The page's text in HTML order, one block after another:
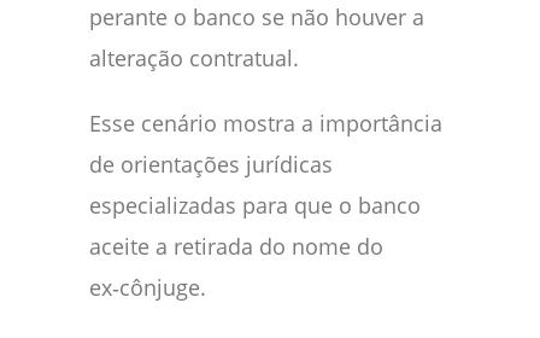
perante o banco se não houver a
alteração contratual.
Esse cenário mostra a importância
de orientações jurídicas
especializadas para que o banco
aceite a retirada do nome do
ex‑cônjuge.